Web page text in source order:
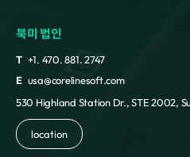
북미 법인
T +1. 470. 881. 2747
E usa@corelinesoft.com
530 Highland Station Dr., STE 2002,
location